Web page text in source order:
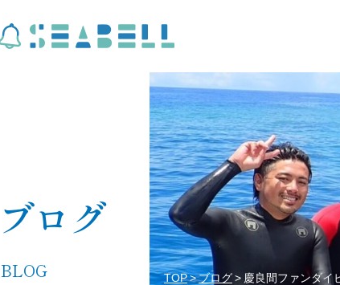
ブログ
BLOG TOP ブログ 慶良間ファンダイ